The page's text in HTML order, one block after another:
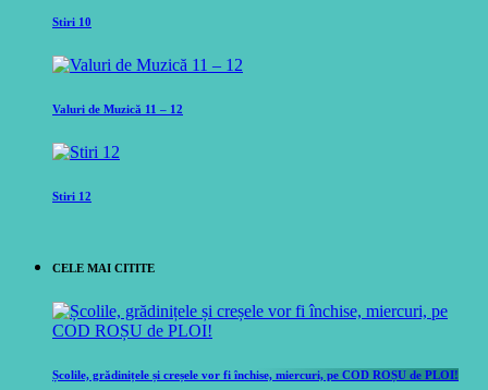
Stiri 10
Valuri de Muzică 11 – 12
Stiri 12
CELE MAI CITITE
Școlile, grădinițele și creșele vor fi închise, miercuri, pe COD ROȘU de PLOI!